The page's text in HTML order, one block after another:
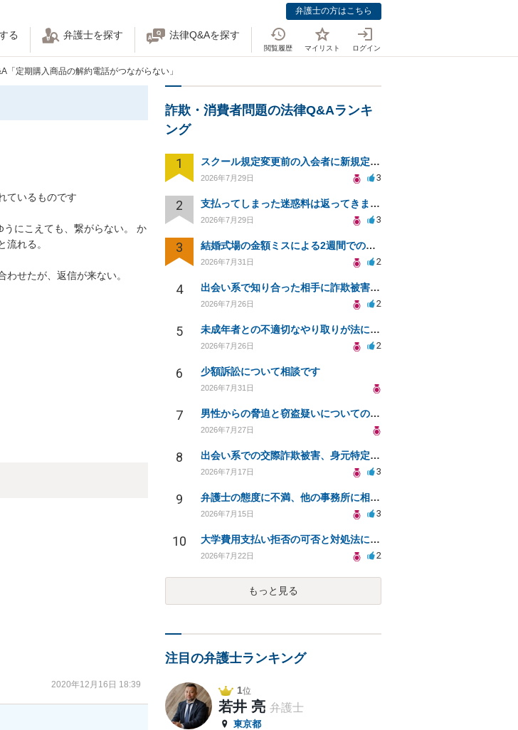
弁護士の方はこちら
る 弁護士を探す 法律Q&Aを探す
閲覧履歴 マイリスト ログイン
「定期購入商品の解約電話がつながらない」
ているものです
にこえても、繋がらない。 か
れる。
せたが、返信が来ない。
2020年12月16日 18:39
詐欺・消費者問題の法律Q&Aランキ
ング
1 スクール規定変更前の入会者に新規定は適用されるのか
2026年7月29日 3
2 支払ってしまった迷惑料は返ってきますか？
2026年7月29日 3
3 結婚式場の金額ミスによる2週間での解約。キャンセル料10万円の免除は可能か。
2026年7月31日 2
4 出会い系で知り合った相手に詐欺被害、免許証の悪用リスクと対策。
2026年7月26日 2
5 未成年者との不適切なやり取りが法に触れる可能性と対処法
2026年7月26日 2
6 少額訴訟について相談です
2026年7月31日
7 男性からの脅迫と窃盗疑いについての法的対処法
2026年7月27日
8 出会い系での交際詐欺被害、身元特定と返金請求の方法は？
2026年7月17日 3
9 弁護士の態度に不満、他の事務所に相談すべきか？
2026年7月15日 3
10 大学費用支払い拒否の可否と対処法について知りたい
2026年7月22日 2
もっと見る
注目の弁護士ランキング
1位
若井 亮 弁護士
東京都